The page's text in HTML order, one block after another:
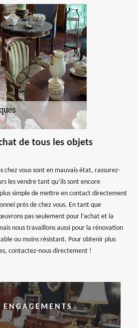
de tous les objets
chez vous sont en mauvais état, rassurez-
les vendre tant qu’ils sont encore
simple de mettre en contact directement
près de chez vous. En tant que
pas seulement pour l’achat et la
nous travaillons aussi pour la rénovation
ou moins résistant. Pour obtenir plus
contactez-nous directement !
ENGAGEMENTS